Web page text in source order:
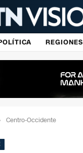
REGIONES
Centro-Occidente